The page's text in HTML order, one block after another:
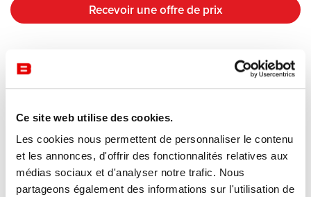
Ce site web utilise des cookies.
Les cookies nous permettent de personnaliser le contenu
et les annonces, d'offrir des fonctionnalités relatives aux
médias sociaux et d'analyser notre trafic. Nous
partageons également des informations sur l'utilisation de
Recevoir une offre de prix
Description
Fabricant Wilkhahn
Design WhiteID
Metrik, se distingue par une géométrie subtile : ses lignes
sculpturales évoquent les plus récents développements du design